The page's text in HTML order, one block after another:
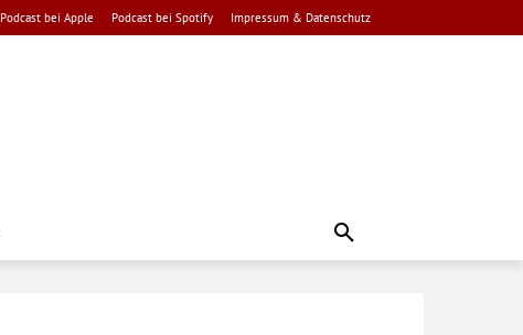
Podcast bei Apple Podcast bei Spotify Impressum & Datenschutz